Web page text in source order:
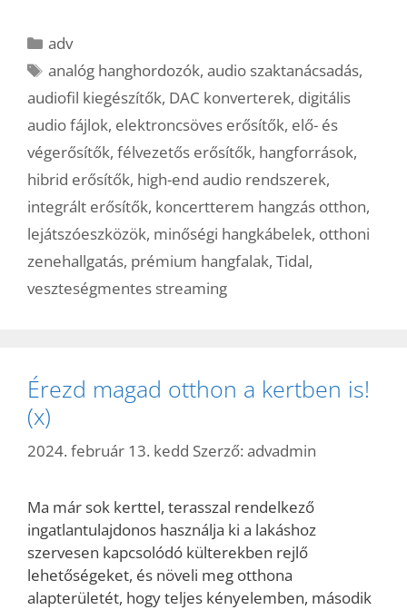
Kategória
adv
Címkék
analóg hanghordozók,audio szaktanácsadás,
audiofil kiegészítők, DAC konverterek, digitális
audio fájlok, elektroncsöves erősítők, elő- és
végerősítők, félvezetős erősítők, hangforrások,
hibrid erősítők, high-end audio rendszerek,
integrált erősítők, koncertterem hangzás otthon,
lejátszóeszközök, minőségi hangkábelek, otthoni
zenehallgatás, prémium hangfalak, Tidal,
veszteségmentes streaming
Érezd magad otthon a kertben is!
(x)
2024. február 13. kedd Szerző: advadmin
Ma már sok kerttel, terasszal rendelkező
ingatlantulajdonos használja ki a lakáshoz
szervesen kapcsolódó külterekben rejlő
lehetőségeket, és növeli meg otthona
alapterületét, hogy teljes kényelemben, második